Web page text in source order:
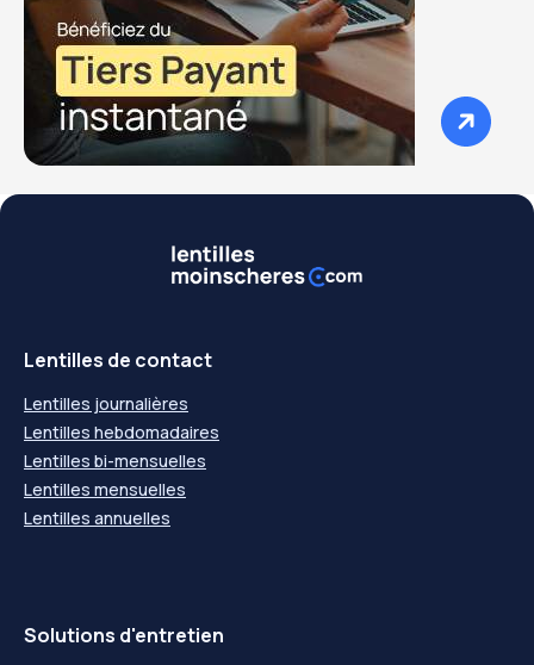
Lentilles de contact
Lentilles journalières
Lentilles hebdomadaires
Lentilles bi-mensuelles
Lentilles mensuelles
Lentilles annuelles
Solutions d'entretien